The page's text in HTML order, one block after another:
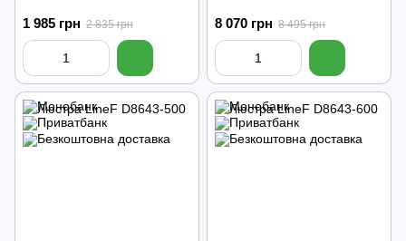
1 985 грн 2 835 грн 8 070 грн 8 495 грн